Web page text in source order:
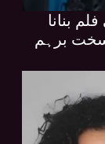
بنانا
سخت برہم